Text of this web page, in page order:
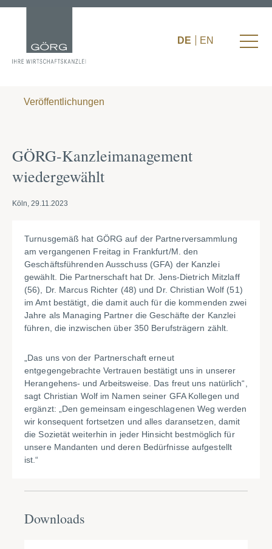
DE EN
Veröffentlichungen
GÖRG-Kanzleimanagement
wiedergewählt
Köln, 29.11.2023
Turnusgemäß hat GÖRG auf der Partnerversammlung
am vergangenen Freitag in Frankfurt/M. den
Geschäftsführenden Ausschuss (GFA) der Kanzlei
gewählt. Die Partnerschaft hat Dr. Jens-Dietrich Mitzlaff
(56), Dr. Marcus Richter (48) und Dr. Christian Wolf (51)
im Amt bestätigt, die damit auch für die kommenden zwei
Jahre als Managing Partner die Geschäfte der Kanzlei
führen, die inzwischen über 350 Berufsträgern zählt.
„Das uns von der Partnerschaft erneut
entgegengebrachte Vertrauen bestätigt uns in unserer
Herangehens- und Arbeitsweise. Das freut uns natürlich“,
sagt Christian Wolf im Namen seiner GFA Kollegen und
ergänzt: „Den gemeinsam eingeschlagenen Weg werden
wir konsequent fortsetzen und alles daransetzen, damit
die Sozietät weiterhin in jeder Hinsicht bestmöglich für
unsere Mandanten und deren Bedürfnisse aufgestellt
ist.“
Downloads